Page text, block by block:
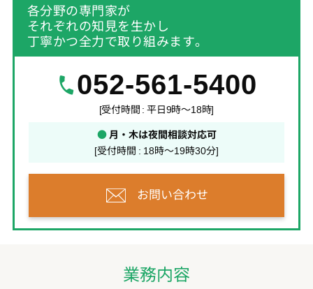
各分野の専門家が
それぞれの知見を生かし
丁寧かつ全力で取り組みます。
052-561-5400
[受付時間 : 平日9時～18時]
●月・木は夜間相談対応可
[受付時間 : 18時～19時30分]
お問い合わせ
業務内容